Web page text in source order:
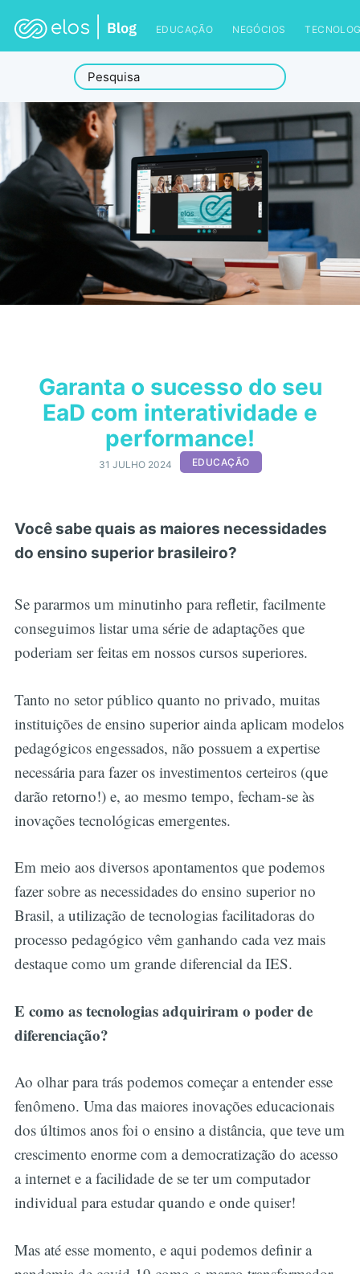
EDUCAÇÃO NEGÓCIOS
Garanta o sucesso do seu
EaD com interatividade e
performance!
31 JULHO 2024 EDUCAÇÃO
Você sabe quais as maiores necessidades
do ensino superior brasileiro?
Se pararmos um minutinho para refletir, facilmente
conseguimos listar uma série de adaptações que
poderiam ser feitas em nossos cursos superiores.
Tanto no setor público quanto no privado, muitas
instituições de ensino superior ainda aplicam modelos
pedagógicos engessados, não possuem a expertise
necessária para fazer os investimentos certeiros (que
darão retorno!) e, ao mesmo tempo, fecham-se às
inovações tecnológicas emergentes.
Em meio aos diversos apontamentos que podemos
fazer sobre as necessidades do ensino superior no
Brasil, a utilização de tecnologias facilitadoras do
processo pedagógico vêm ganhando cada vez mais
destaque como um grande diferencial da IES.
E como as tecnologias adquiriram o poder de
diferenciação?
Ao olhar para trás podemos começar a entender esse
fenômeno. Uma das maiores inovações educacionais
dos últimos anos foi o ensino a distância, que teve um
crescimento enorme com a democratização do acesso
a internet e a facilidade de se ter um computador
individual para estudar quando e onde quiser!
Mas até esse momento, e aqui podemos definir a